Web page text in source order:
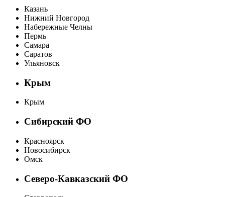
Казань
Нижний Новгород
Набережные Челны
Пермь
Самара
Саратов
Ульяновск
Крым
Крым
Сибирский ФО
Красноярск
Новосибирск
Омск
Северо-Кавказский ФО